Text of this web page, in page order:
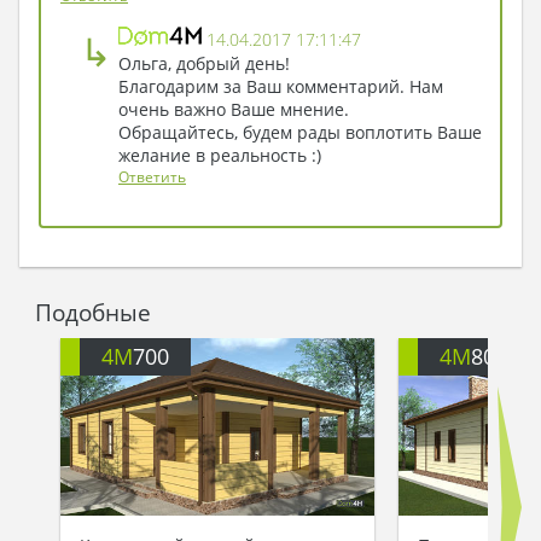
↳
14.04.2017 17:11:47
Ольга, добрый день!
Благодарим за Ваш комментарий. Нам
очень важно Ваше мнение.
Обращайтесь, будем рады воплотить Ваше
желание в реальность :)
Ответить
Подобные
4M700 4M803